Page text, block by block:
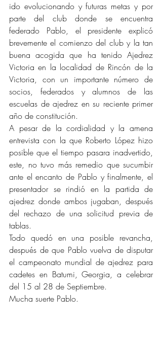
ido evolucionando y futuras metas y por
parte del club donde se encuentra
federado Pablo, el presidente explicó
brevemente el comienzo del club y la tan
buena acogida que ha tenido Ajedrez
Victoria en la localidad de Rincón de la
Victoria, con un importante número de
socios, federados y alumnos de las
escuelas de ajedrez en su reciente primer
año de constitución.
A pesar de la cordialidad y la amena
entrevista con la que Roberto López hizo
posible que el tiempo pasara inadvertido,
este, no tuvo más remedio que sucumbir
ante el encanto de Pablo y finalmente, el
presentador se rindió en la partida de
ajedrez donde ambos jugaban, después
del rechazo de una solicitud previa de
tablas.
Todo quedó en una posible revancha,
después de que Pablo vuelva de disputar
el campeonato mundial de ajedrez para
cadetes en Batumi, Georgia, a celebrar
del 15 al 28 de Septiembre.
Mucha suerte Pablo.